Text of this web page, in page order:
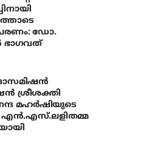
ഡോ.
ശ്രീശക്തി
മഹര്‍ഷിയുടെ
എന്‍.എസ്.ലളിതമ്മ